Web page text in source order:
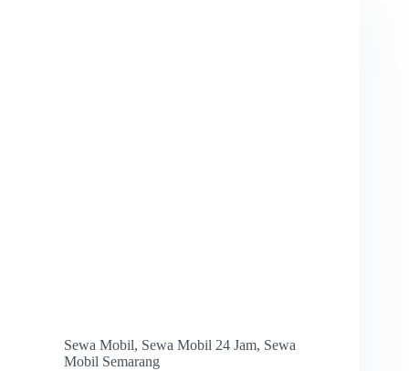
Sewa Mobil, Sewa Mobil 24 Jam, Sewa
Mobil Semarang